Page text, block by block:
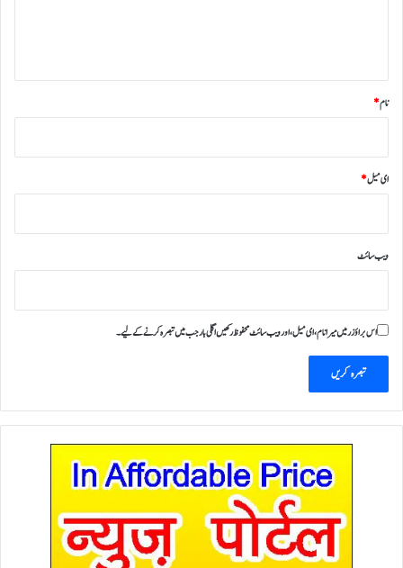
نام*
ای میل*
ویب‌ سائٹ
اس براؤزر میں میرا نام، ای میل، اور ویب سائٹ محفوظ رکھیں اگلی بار جب میں تبصرہ کرنے کےلیے۔